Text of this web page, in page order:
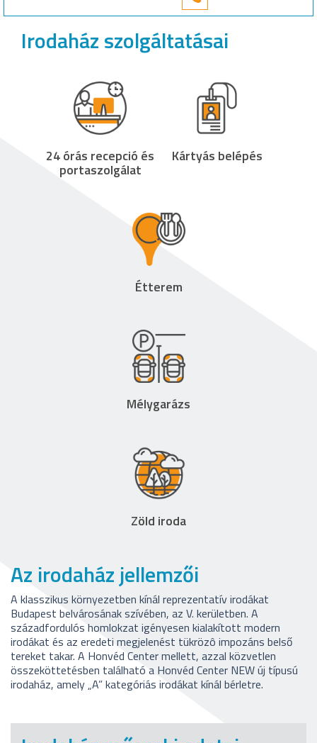
Irodaház szolgáltatásai
24 órás recepció és
portaszolgálat
Kártyás belépés
Étterem
Mélygarázs
Zöld iroda
Az irodaház jellemzői
A klasszikus környezetben kínál reprezentatív irodákat
Budapest belvárosának szívében, az V. kerületben. A
századfordulós homlokzat igényesen kialakított modern
irodákat és az eredeti megjelenést tükrözô impozáns belső
tereket takar. A Honvéd Center mellett, azzal közvetlen
összeköttetésben található a Honvéd Center NEW új típusú
irodaház, amely „A” kategóriás irodákat kínál bérletre.